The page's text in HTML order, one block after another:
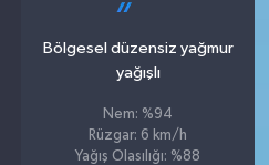
Bölgesel düzensiz yağmur
yağışlı
Nem: %94
Rüzgar: 6 km/h
Yağış Olasılığı: %88